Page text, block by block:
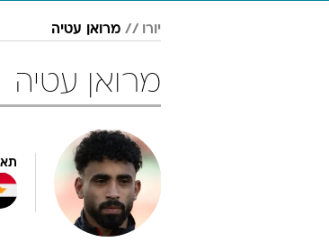
יורו מרואן עטיה
מרואן עטיה